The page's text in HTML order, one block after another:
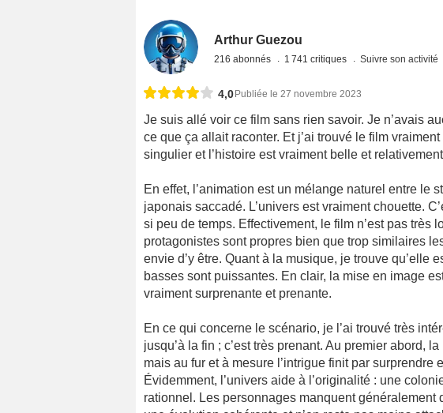
Arthur Guezou
216 abonnés 1 741 critiques Suivre son activité
4,0 Publiée le 27 novembre 2023
Je suis allé voir ce film sans rien savoir. Je n’avais
ce que ça allait raconter. Et j’ai trouvé le film
singulier et l’histoire est vraiment belle et
En effet, l’animation est un mélange naturel entre le
japonais saccadé. L’univers est vraiment chouette.
si peu de temps. Effectivement, le film n’est pas très
protagonistes sont propres bien que trop similaires
envie d’y être. Quant à la musique, je trouve qu’elle
basses sont puissantes. En clair, la mise en image
vraiment surprenante et prenante.
En ce qui concerne le scénario, je l’ai trouvé très
jusqu’à la fin ; c’est très prenant. Au premier abord,
mais au fur et à mesure l’intrigue finit par
Évidemment, l’univers aide à l’originalité : une
rationnel. Les personnages manquent généralement